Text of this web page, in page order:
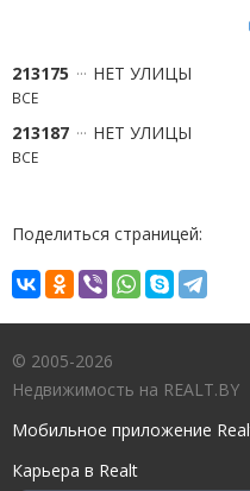
213175 НЕТ УЛИЦЫ
ВСЕ
213187 НЕТ УЛИЦЫ
ВСЕ
Поделиться страницей:
© 2005-2026
Недвижимость на REALT.BY
Мобильное приложение
Карьера в Realt